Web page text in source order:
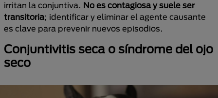
irritan la conjuntiva. No es contagiosa y suele ser
transitoria; identificar y eliminar el agente causante
es clave para prevenir nuevos episodios.
Conjuntivitis seca o síndrome del ojo
seco